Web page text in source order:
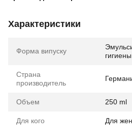
Характеристики
Форма випуску
гигиены
Страна
производитель
Объем 250 ml
Для кого Для